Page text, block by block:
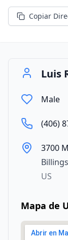
Copiar
Luis
Male
(406)
3700
Billings
US
Mapa de